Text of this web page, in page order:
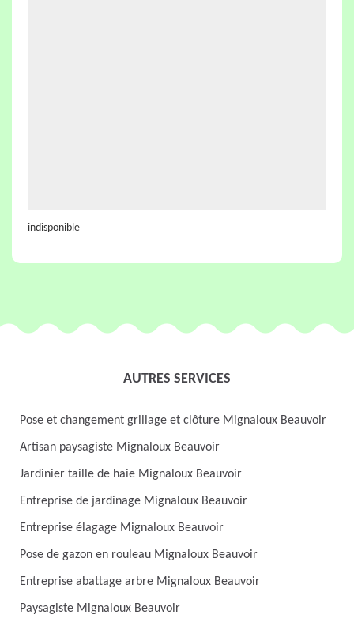
indisponible
AUTRES SERVICES
Pose et changement grillage et clôture Mignaloux Beauvoir
Artisan paysagiste Mignaloux Beauvoir
Jardinier taille de haie Mignaloux Beauvoir
Entreprise de jardinage Mignaloux Beauvoir
Entreprise élagage Mignaloux Beauvoir
Pose de gazon en rouleau Mignaloux Beauvoir
Entreprise abattage arbre Mignaloux Beauvoir
Paysagiste Mignaloux Beauvoir